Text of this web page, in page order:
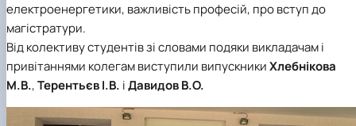
електроенергетики, важливість професій, про вступ до
магістратури.
Від колективу студентів зі словами подяки викладачам і
привітаннями колегам виступили випускникиХлебнікова
М.В.,Терентьєв І.В. іДавидов В.О.